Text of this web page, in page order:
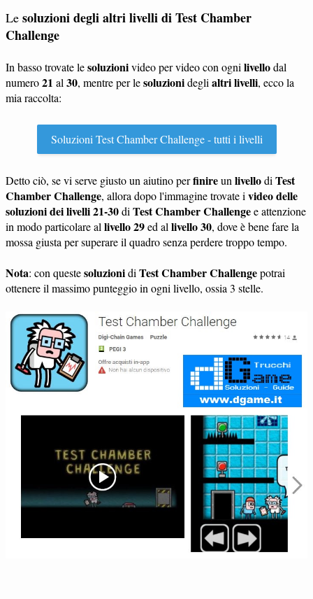
Le soluzioni degli altri livelli di Test Chamber
Challenge
In basso trovate lesoluzionivideo per video con ogni livellodal
numero21 al 30, mentre per lesoluzionidegli altri livelli, ecco la
mia raccolta:
Soluzioni Test Chamber Challenge - tutti i livelli
Detto ciò, se vi serve giusto un aiutino perfinireun livellodi Test
Chamber Challenge, allora dopo l'immagine trovate i video delle
soluzioni dei livelli 21-30di Test Chamber Challengee attenzione
in modo particolare al livello 29ed al livello 30, dove è bene fare la
mossa giusta per superare il quadro senza perdere troppo tempo.
Nota: con questesoluzionidi Test Chamber Challengepotrai
ottenere il massimo punteggio in ogni livello, ossia 3 stelle.